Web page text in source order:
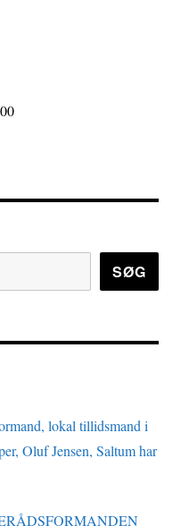
SØG
lokal tillidsmand i
Oluf Jensen, Saltum har